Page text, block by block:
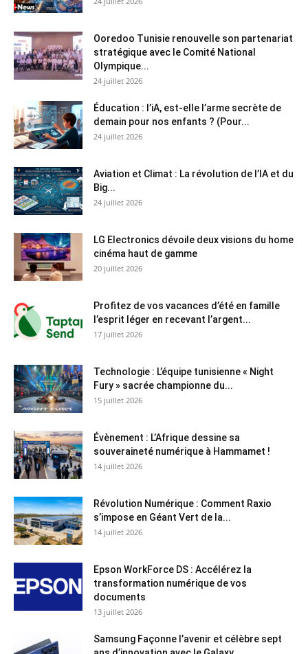
Ooredoo Tunisie renouvelle son partenariat
stratégique avec le Comité National
Olympique...
24 juillet 2026
Éducation : l’iA, est-elle l’arme secrète de
demain pour nos enfants ? (Pour...
24 juillet 2026
Aviation et Climat : La révolution de l’IA et du
Big...
24 juillet 2026
LG Electronics dévoile deux visions du home
cinéma haut de gamme
20 juillet 2026
Profitez de vos vacances d’été en famille
l’esprit léger en recevant l’argent...
17 juillet 2026
Technologie : L’équipe tunisienne « Night
Fury » sacrée championne du...
15 juillet 2026
Évènement : L’Afrique dessine sa
souveraineté numérique à Hammamet !
14 juillet 2026
Révolution Numérique : Comment Raxio
s’impose en Géant Vert de la...
14 juillet 2026
Epson WorkForce DS : Accélérez la
transformation numérique de vos
documents
13 juillet 2026
Samsung Façonne l’avenir et célèbre sept